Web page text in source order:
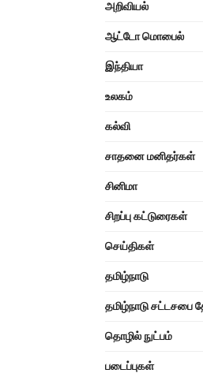
அறிவியல்
ஆட்டோ மொபைல்
இந்தியா
உலகம்
கல்வி
சாதனை மனிதர்கள்
சினிமா
சிறப்பு கட்டுரைகள்
செய்திகள்
தமிழ்நாடு
தமிழ்நாடு சட்டசபை
தொழில் நுட்பம்
படைப்புகள்